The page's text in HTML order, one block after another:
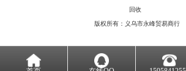
回收
版权所有：义乌市永峰贸易商行